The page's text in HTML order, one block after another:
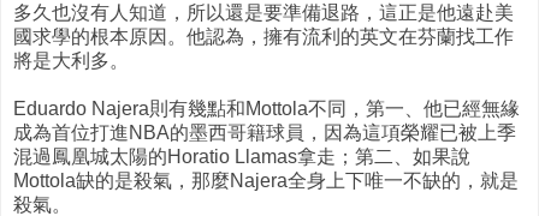
多久也沒有人知道，所以還是要準備退路，這正是他遠赴美
國求學的根本原因。他認為，擁有流利的英文在芬蘭找工作
將是大利多。
Eduardo Najera則有幾點和Mottola不同，第一、他已經無緣
成為首位打進NBA的墨西哥籍球員，因為這項榮耀已被上季
混過鳳凰城太陽的Horatio Llamas拿走；第二、如果說
Mottola缺的是殺氣，那麼Najera全身上下唯一不缺的，就是
殺氣。